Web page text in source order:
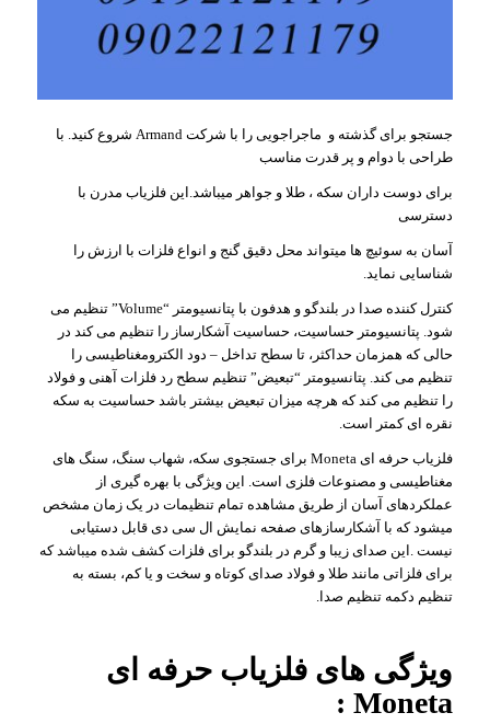
جستجو برای گذشته و ماجراجویی را با شرکت Armand شروع کنید. با
طراحی با دوام و پر قدرت مناسب
برای دوست داران سکه ، طلا و جواهر میباشد.این فلزیاب مدرن با
دسترسی
آسان به سوئیچ ها میتواند محل دقیق گنج و انواع فلزات با ارزش را
شناسایی نماید.
کنترل کننده صدا در بلندگو و هدفون با پتانسیومتر “Volume” تنظیم می
شود. پتانسیومتر حساسیت، حساسیت آشکارساز را تنظیم می کند در
حالی که همزمان حداکثر، تا سطح تداخل – دود الکترومغناطیسی را
تنظیم می کند. پتانسیومتر “تبعیض” تنظیم سطح رد فلزات آهنی و فولاد
را تنظیم می کند که هرچه میزان تبعیض بیشتر باشد حساسیت به سکه
نقره ای کمتر است.
فلزیاب حرفه ای Moneta برای جستجوی سکه، شهاب سنگ، سنگ های
مغناطیسی و مصنوعات فلزی است. این ویژگی با بهره ‌گیری از
عملکردهای آسان از طریق مشاهده تمام تنظیمات در یک زمان مشخص
میشود که با آشکارسازهای صفحه نمایش ال سی دی قابل دستیابی
نیست .این صدای زیبا و گرم در بلندگو برای فلزات کشف شده میباشد که
برای فلزاتی مانند طلا و فولاد صدای کوتاه و سخت و یا کم، بسته به
تنظیم دکمه تنظیم صدا.
ویژگی های فلزیاب حرفه ای
Moneta :